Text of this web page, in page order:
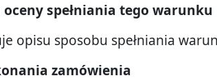
spełniania tego warunku
opisu sposobu spełniania
zamówienia